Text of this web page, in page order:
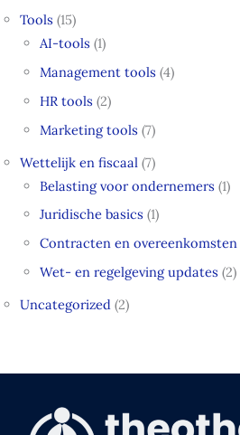
Tools (15)
AI-tools (1)
Management tools (4)
HR tools (2)
Marketing tools (7)
Wettelijk en fiscaal (7)
Belasting voor ondernemers (1)
Juridische basics (1)
Contracten en overeenkomsten
Wet- en regelgeving updates (2)
Uncategorized (2)